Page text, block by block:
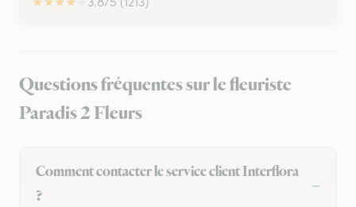
Questions fréquentes sur le fleuriste
Paradis 2 Fleurs
Comment contacter le service client Interflora
?